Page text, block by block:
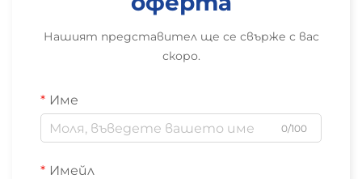
Нашият представител ще се свърже с вас
скоро.
Име
0/100
Имейл